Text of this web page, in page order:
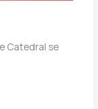
Catedral se